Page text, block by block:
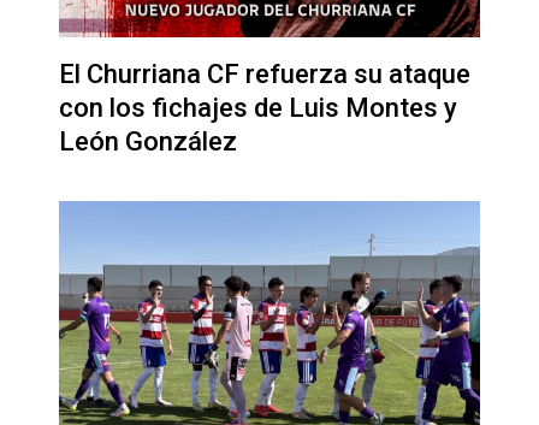
El Churriana CF refuerza su ataque
con los fichajes de Luis Montes y
León González